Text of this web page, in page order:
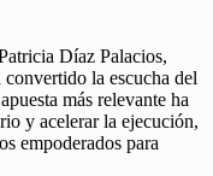
Díaz Palacios,
la escucha del
más relevante ha
y acelerar la ejecución,
empoderados para